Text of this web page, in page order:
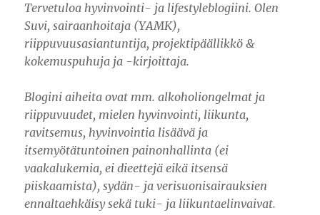
Tervetuloa hyvinvointi- ja lifestyleblogiini. Olen
Suvi, sairaanhoitaja (YAMK),
riippuvuusasiantuntija, projektipäällikkö &
kokemuspuhuja ja -kirjoittaja.
Blogini aiheita ovat mm. alkoholiongelmat ja
riippuvuudet, mielen hyvinvointi, liikunta,
ravitsemus, hyvinvointia lisäävä ja
itsemyötätuntoinen painonhallinta (ei
vaakalukemia, ei dieettejä eikä itsensä
piiskaamista), sydän- ja verisuonisairauksien
ennaltaehkäisy sekä tuki- ja liikuntaelinvaivat.